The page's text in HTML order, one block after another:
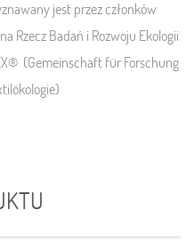
jest przez członków
Rzecz Badań i Rozwoju Ekologii
(Gemeinschaft für Forschung